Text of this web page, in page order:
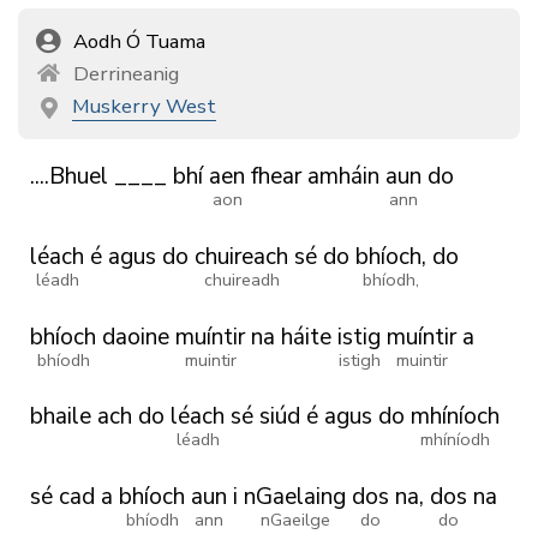
Aodh Ó Tuama
Derrineanig
Muskerry West
....Bhuel ____ bhí aen
aon
fhear amháin aun
ann
do
léach
léadh
é agus do chuireach
chuireadh
sé do bhíoch,
bhíodh,
do
bhíoch
bhíodh
daoine muíntir
muintir
na háite istig
istigh
muíntir
muintir
a
bhaile ach do léach
léadh
sésiúd é agus do mhíníoch
mhíníodh
sé cad a bhíoch
bhíodh
aun
ann
i nGaelaing
nGaeilge
dos
do
na, dos
do
na